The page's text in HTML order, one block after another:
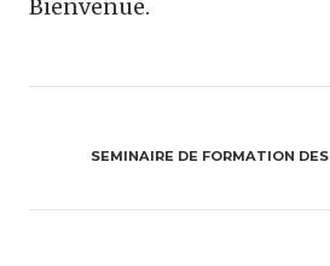
Bienvenue.
l’articleSEMINAIRE DE FORMATION